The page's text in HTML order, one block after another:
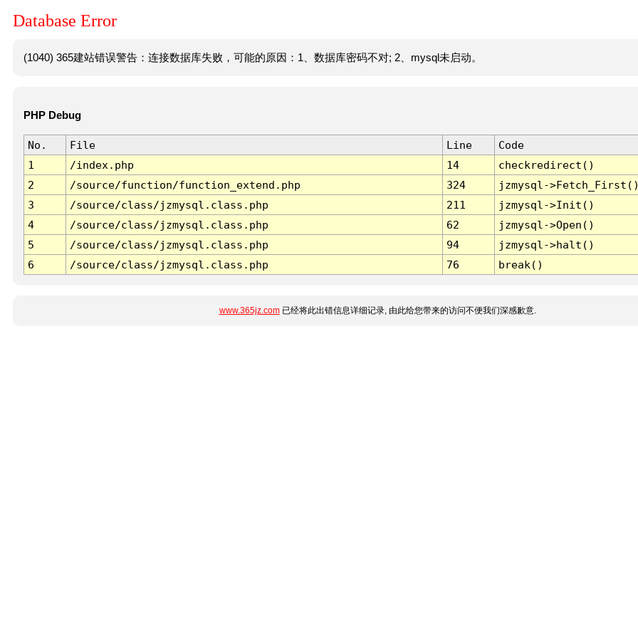
Database Error
(1040) 365建站错误警告：连接数据库失败，可能的原因：1、数据库密码不对; 2、mysql未启动。
PHP Debug
No. File Line
Code
1
/index.php 14
checkredirect()
2
/source/function/function_extend.php 324
jzmysql-
3
/source/class/jzmysql.class.php 211
jzmysql->Init()
4
/source/class/jzmysql.class.php 62
jzmysql->Open()
5
/source/class/jzmysql.class.php 94
jzmysql->halt()
6
/source/class/jzmysql.class.php 76 break()
www.365jz.com已经将此出错信息详细记录, 由此给您带来的访问不便我们深感歉意.